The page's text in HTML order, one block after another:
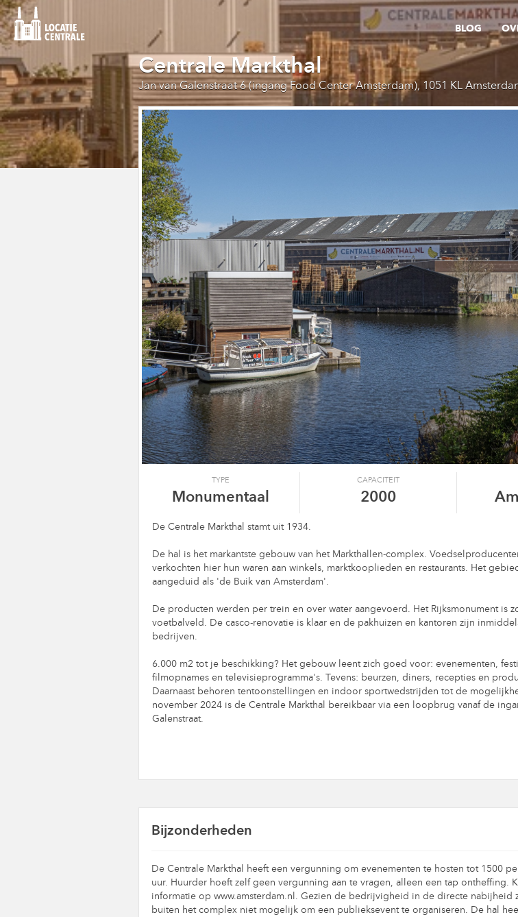
BLOG
Centrale Markthal
Jan van Galenstraat 6 (ingang Food Center Amsterdam), 1051 KL
TYPE
Monumentaal
CAPACITEIT
2000
De Centrale Markthal stamt uit 1934.
De hal is het markantste gebouw van het Markthallen-complex.
verkochten hier hun waren aan winkels, marktkooplieden en restaurants. Het
aangeduid als 'de Buik van Amsterdam'.
De producten werden per trein en over water aangevoerd. Het Rijksmonument is
voetbalveld. De casco-renovatie is klaar en de pakhuizen en kantoren zijn
bedrijven.
6.000 m2 tot je beschikking? Het gebouw leent zich goed voor: evenementen,
filmopnames en televisieprogramma's. Tevens: beurzen, diners, recepties en
Daarnaast behoren tentoonstellingen en indoor sportwedstrijden tot de
november 2024 is de Centrale Markthal bereikbaar via een loopbrug vanaf de
Galenstraat.
Bijzonderheden
De Centrale Markthal heeft een vergunning om evenementen te hosten tot 1500
uur. Huurder hoeft zelf geen vergunning aan te vragen, alleen een tap ontheffing.
informatie op www.amsterdam.nl. Gezien de bedrijvigheid in de directe nabijheid
buiten het complex niet mogelijk om een publieksevent te organiseren. De hal